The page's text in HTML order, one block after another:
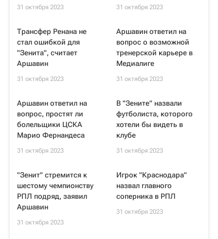
31 октября 2023 31 октября 2023
Трансфер Ренана не
стал ошибкой для
"Зенита", считает
Аршавин
31 октября 2023
Аршавин ответил на
вопрос о возможной
тренерской карьере в
Медиалиге
31 октября 2023
Аршавин ответил на
вопрос, простят ли
болельщики ЦСКА
Марио Фернандеса
31 октября 2023
В "Зените" назвали
футболиста, которого
хотели бы видеть в
клубе
31 октября 2023
"Зенит" стремится к
шестому чемпионству
РПЛ подряд, заявил
Аршавин
31 октября 2023
Игрок "Краснодара"
назвал главного
соперника в РПЛ
31 октября 2023